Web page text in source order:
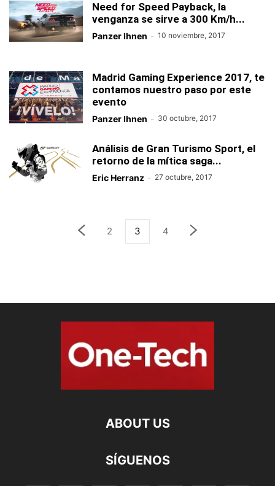
Need for Speed Payback, la
venganza se sirve a 300 Km/h...
Panzer Ihnen - 10 noviembre, 2017
Madrid Gaming Experience 2017, te
contamos nuestro paso por este
evento
Panzer Ihnen - 30 octubre, 2017
Análisis de Gran Turismo Sport, el
retorno de la mítica saga...
Eric Herranz - 27 octubre, 2017
2 3 4
ABOUT US
SÍGUENOS